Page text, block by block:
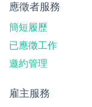
應徵者服務
簡短履歷
已應徵工作
邀約管理
雇主服務